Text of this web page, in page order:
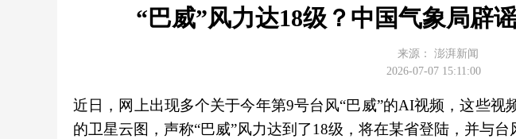
“巴威”风力达18级？中国气象局辟
来源：
澎湃新闻
2026-07-07 15:11:00
近日，网上出现多个关于今年第9号台风“巴威”的AI视频，这些
的卫星云图，声称“巴威”风力达到了18级，将在某省登陆，并与台